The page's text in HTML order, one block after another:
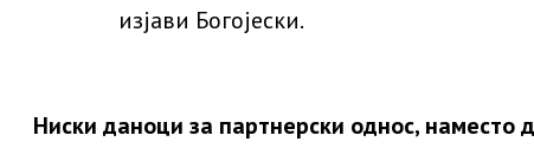
изјави Богојески.
Ниски даноци за партнерски однос, наместо